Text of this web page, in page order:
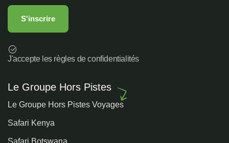
J'accepte les règles de confidentialités
Le Groupe Hors Pistes
Le Groupe Hors Pistes Voyages
Safari Kenya
Safari Botswana